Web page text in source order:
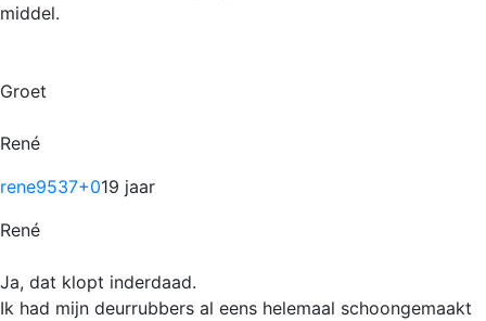
middel.
Groet
René
rene9537+019 jaar
René
Ja, dat klopt inderdaad.
Ik had mijn deurrubbers al eens helemaal schoongemaakt